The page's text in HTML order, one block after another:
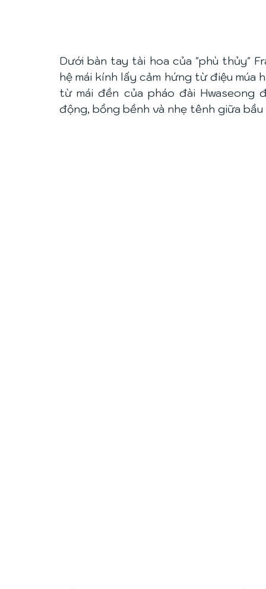
Dưới bàn tay tài hoa của "phù thủy"
hệ mái kính lấy cảm hứng từ điệu múa
từ mái đền của pháo đài
động, bồng bềnh và nhẹ tênh giữa